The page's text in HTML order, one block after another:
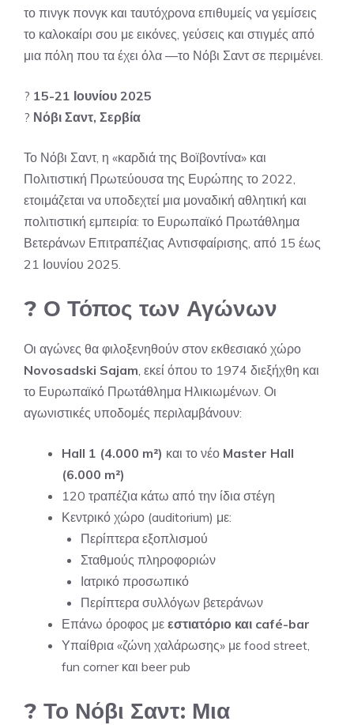
το πινγκ πονγκ και ταυτόχρονα επιθυμείς να γεμίσεις
το καλοκαίρι σου με εικόνες, γεύσεις και στιγμές από
μια πόλη που τα έχει όλα —το Νόβι Σαντ σε περιμένει.
? 15-21 Ιουνίου 2025
? Νόβι Σαντ, Σερβία
Το Νόβι Σαντ, η «καρδιά της Βοϊβοντίνα» και
Πολιτιστική Πρωτεύουσα της Ευρώπης το 2022,
ετοιμάζεται να υποδεχτεί μια μοναδική αθλητική και
πολιτιστική εμπειρία: το Ευρωπαϊκό Πρωτάθλημα
Βετεράνων Επιτραπέζιας Αντισφαίρισης, από 15 έως
21 Ιουνίου 2025.
? Ο Τόπος των Αγώνων
Οι αγώνες θα φιλοξενηθούν στον εκθεσιακό χώρο
Novosadski Sajam, εκεί όπου το 1974 διεξήχθη και
το Ευρωπαϊκό Πρωτάθλημα Ηλικιωμένων. Οι
αγωνιστικές υποδομές περιλαμβάνουν:
Hall 1 (4.000 m²) και το νέο Master Hall
(6.000 m²)
120 τραπέζια κάτω από την ίδια στέγη
Κεντρικό χώρο (auditorium) με:
Περίπτερα εξοπλισμού
Σταθμούς πληροφοριών
Ιατρικό προσωπικό
Περίπτερα συλλόγων βετεράνων
Επάνω όροφος με εστιατόριο και café-bar
Υπαίθρια «ζώνη χαλάρωσης» με food street,
fun corner και beer pub
? Το Νόβι Σαντ: Μια